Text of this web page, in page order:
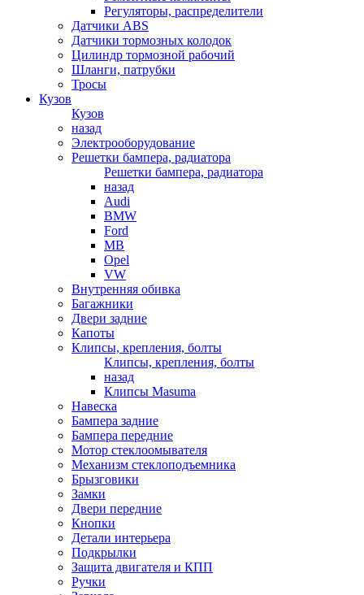
Регуляторы, распределители
Датчики ABS
Датчики тормозных колодок
Цилиндр тормозной рабочий
Шланги, патрубки
Тросы
Кузов
Кузов
назад
Электрооборудование
Решетки бампера, радиатора
Решетки бампера, радиатора
назад
Audi
BMW
Ford
MB
Opel
VW
Внутренняя обивка
Багажники
Двери задние
Капоты
Клипсы, крепления, болты
Клипсы, крепления, болты
назад
Клипсы Masuma
Навеска
Бампера задние
Бампера передние
Мотор стеклоомывателя
Механизм стеклоподъемника
Брызговики
Замки
Двери передние
Кнопки
Детали интерьера
Подкрылки
Защита двигателя и КПП
Ручки